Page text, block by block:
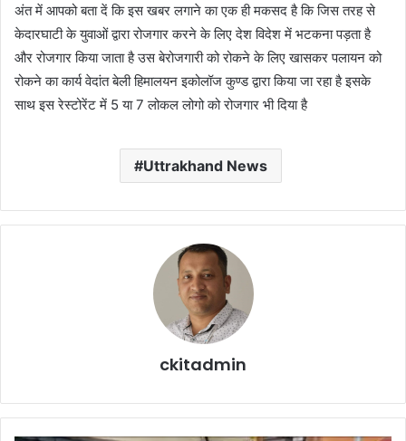
अंत में आपको बता दें कि इस खबर लगाने का एक ही मकसद है कि जिस तरह से
केदारघाटी के युवाओं द्वारा रोजगार करने के लिए देश विदेश में भटकना पड़ता है
और रोजगार किया जाता है उस बेरोजगारी को रोकने के लिए खासकर पलायन को
रोकने का कार्य वेदांत बेली हिमालयन इकोलॉज कुण्ड द्वारा किया जा रहा है इसके
साथ इस रेस्टोरेंट में 5 या 7‌ लोकल लोगो को रोजगार भी दिया है
Uttrakhand News
ckitadmin